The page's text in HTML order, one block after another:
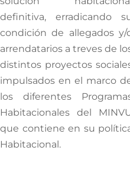
definitiva, erradicando
condición de allegados y/
arrendatarios a treves de
distintos proyectos
impulsados en el marco
los diferentes
Habitacionales del
que contiene en su
Habitacional.